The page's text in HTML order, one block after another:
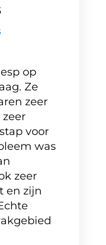
op
Ze
zeer
zeer
voor
was
zeer
en zijn